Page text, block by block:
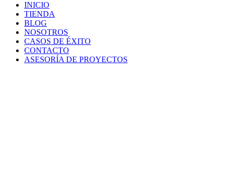
INICIO
TIENDA
BLOG
NOSOTROS
CASOS DE ÉXITO
CONTACTO
ASESORÍA DE PROYECTOS